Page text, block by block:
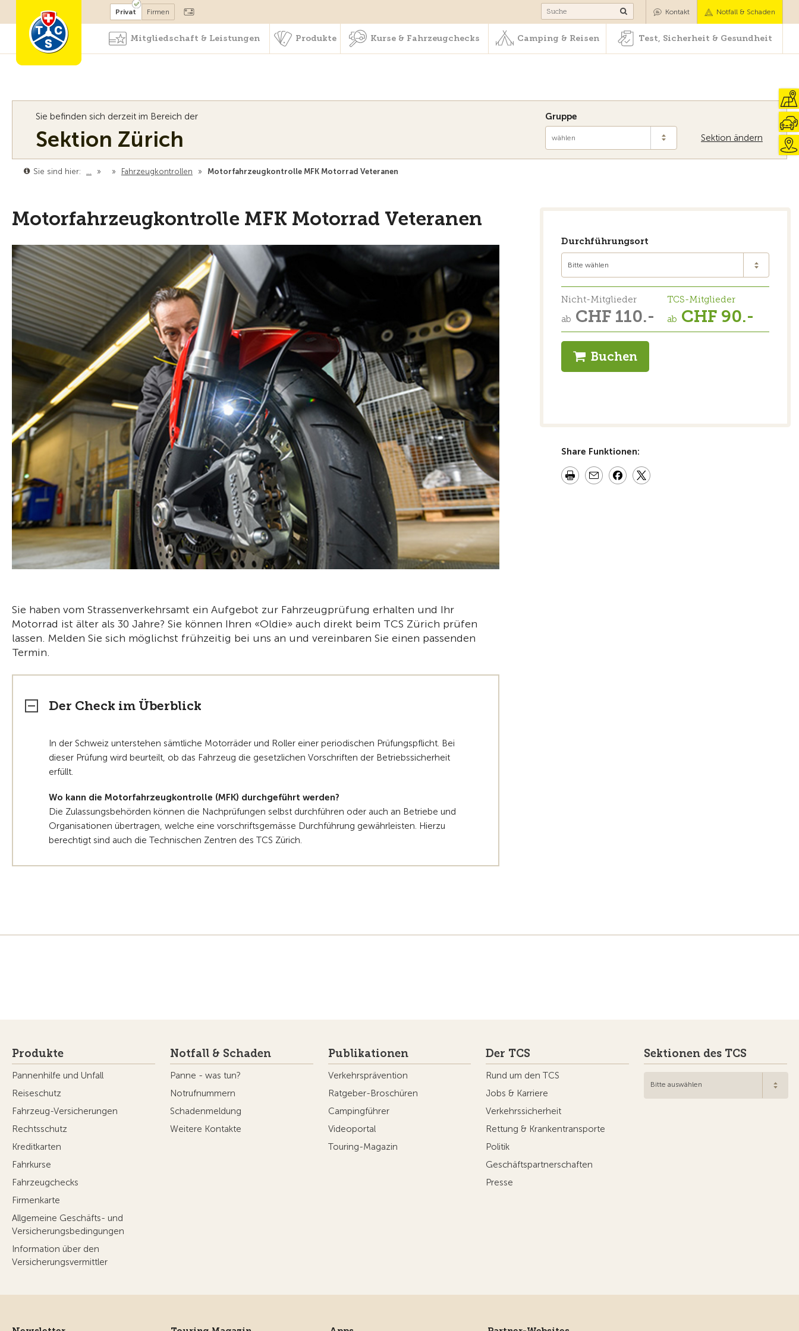
Mitglied werden Camping & Reisen Test, Sicherheit & Gesundheit
Privat Firmen Kontakt Notfall & Schaden
Mitgliedschaft & Leistungen Produkte Kurse & Fahrzeugchecks Camping & Reisen Test, Sicherheit & Gesundheit
Sie befinden sich derzeit im Bereich der
Sektion Zürich Sektion ändern
Gruppe
wählen
Sie sind hier: … » » Fahrzeugkontrollen » Motorfahrzeugkontrolle MFK Motorrad Veteranen
Motorfahrzeugkontrolle MFK Motorrad Veteranen
Sie haben vom Strassenverkehrsamt ein Aufgebot zur Fahrzeugprüfung erhalten und Ihr
Motorrad ist älter als 30 Jahre? Sie können Ihren «Oldie» auch direkt beim TCS Zürich prüfen
lassen. Melden Sie sich möglichst frühzeitig bei uns an und vereinbaren Sie einen passenden
Termin.
Der Check im Überblick
In der Schweiz unterstehen sämtliche Motorräder und Roller einer periodischen Prüfungspflicht. Bei
dieser Prüfung wird beurteilt, ob das Fahrzeug die gesetzlichen Vorschriften der Betriebssicherheit
erfüllt.
Wo kann die Motorfahrzeugkontrolle (MFK) durchgeführt werden?
Die Zulassungsbehörden können die Nachprüfungen selbst durchführen oder auch an Betriebe und
Organisationen übertragen, welche eine vorschriftsgemässe Durchführung gewährleisten. Hierzu
berechtigt sind auch die Technischen Zentren des TCS Zürich.
Durchführungsort
Bitte wählen
Nicht-Mitglieder
ab CHF 110.-
TCS-Mitglieder
ab CHF 90.-
Buchen
Share Funktionen:
Produkte
Pannenhilfe und Unfall
Reiseschutz
Fahrzeug-Versicherungen
Rechtsschutz
Kreditkarten
Fahrkurse
Fahrzeugchecks
Firmenkarte
Allgemeine Geschäfts- und
Versicherungsbedingungen
Information über den
Versicherungsvermittler
Notfall & Schaden
Panne - was tun?
Notrufnummern
Schadenmeldung
Weitere Kontakte
Publikationen
Verkehrsprävention
Ratgeber-Broschüren
Campingführer
Videoportal
Touring-Magazin
Der TCS
Rund um den TCS
Jobs & Karriere
Verkehrssicherheit
Rettung & Krankentransporte
Politik
Geschäftspartnerschaften
Presse
Sektionen des TCS
Bitte auswählen